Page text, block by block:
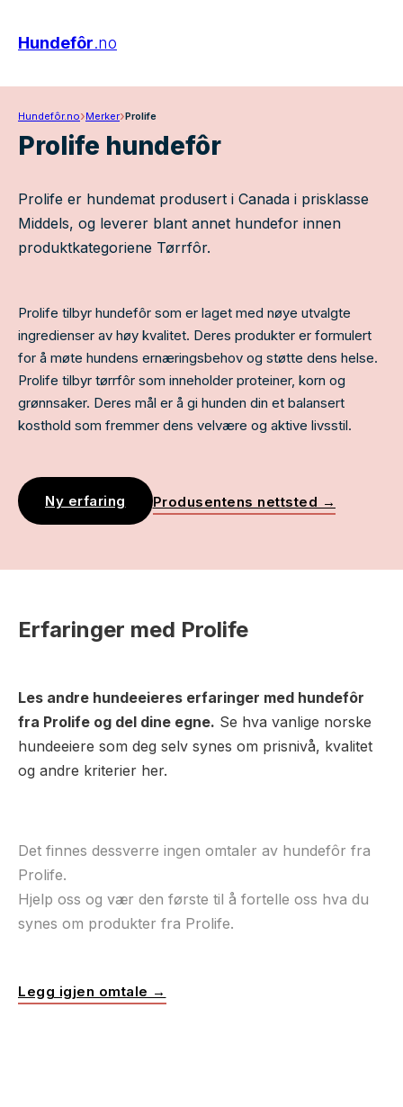
Hundefôr.no
Hundefôr.no›Merker›Prolife
Prolife hundefôr
Prolife er hundemat produsert i Canada i prisklasse
Middels, og leverer blant annet hundefor innen
produktkategoriene Tørrfôr.
Prolife tilbyr hundefôr som er laget med nøye utvalgte
ingredienser av høy kvalitet. Deres produkter er formulert
for å møte hundens ernæringsbehov og støtte dens helse.
Prolife tilbyr tørrfôr som inneholder proteiner, korn og
grønnsaker. Deres mål er å gi hunden din et balansert
kosthold som fremmer dens velvære og aktive livsstil.
Ny erfaring Produsentens nettsted →
Erfaringer med Prolife
Les andre hundeeieres erfaringer med hundefôr
fra Prolife og del dine egne. Se hva vanlige norske
hundeeiere som deg selv synes om prisnivå, kvalitet
og andre kriterier her.
Det finnes dessverre ingen omtaler av hundefôr fra
Prolife.
Hjelp oss og vær den første til å fortelle oss hva du
synes om produkter fra Prolife.
Legg igjen omtale →